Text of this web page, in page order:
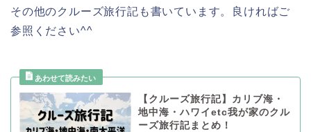
その他のクルーズ旅行記も書いています。良ければご
参照ください^^
【クルーズ旅行記】カリブ海・
地中海・ハワイetc我が家のクル
ーズ旅行記まとめ！